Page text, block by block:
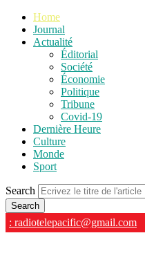
Home
Journal
Actualité
Éditorial
Société
Économie
Politique
Tribune
Covid-19
Dernière Heure
Culture
Monde
Sport
Search
: radiotelepacific@gmail.com